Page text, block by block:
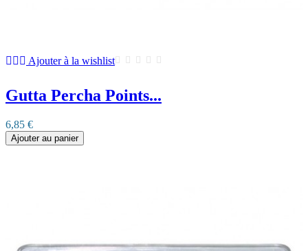
Ajouter à la wishlist
Gutta Percha Points...
6,85 €
Ajouter au panier